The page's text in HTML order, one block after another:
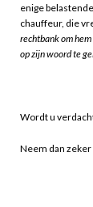
enige
chauffeur, die
rechtbank om
op zijn woord te
Wordt u
Neem dan